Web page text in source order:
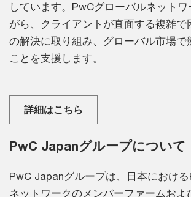
しています。PwCグローバルネット
がら、クライアントが直面する複雑で
の解決に取り組み、グローバル市場で
ことを支援します。
詳細はこちら
PwC Japanグループについて
PwC Japanグループは、日本におけ
ネットワークのメンバーファームおよ